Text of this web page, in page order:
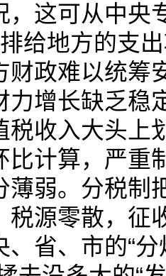
，这可从中央
排给地方的支
财政难以统
力增长缺乏
税收入大头上
比计算，严重
薄弱。分税制
税源零散，征
省、市的“分